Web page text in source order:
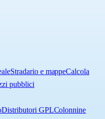
Stradario e mappeCalcola
pubblici
Distributori GPLColonnine